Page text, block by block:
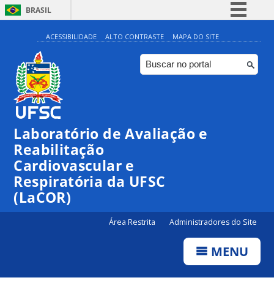
BRASIL
Simplifique!
Comunica BR
Participe
Canais
ACESSIBILIDADE ALTO CONTRASTE MAPA DO SITE
Laboratório de Avaliação e
Reabilitação
Cardiovascular e
Respiratória da UFSC
(LaCOR)
Área Restrita Administradores do Site
MENU